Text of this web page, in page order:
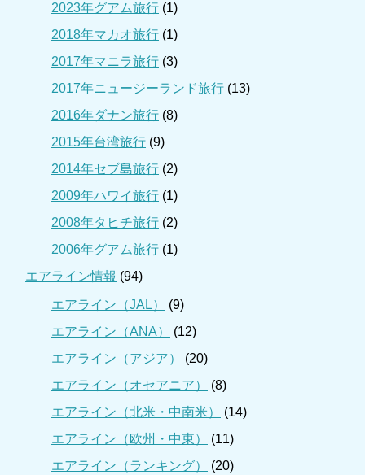
2023年グアム旅行 (1)
2018年マカオ旅行 (1)
2017年マニラ旅行 (3)
2017年ニュージーランド旅行 (13)
2016年ダナン旅行 (8)
2015年台湾旅行 (9)
2014年セブ島旅行 (2)
2009年ハワイ旅行 (1)
2008年タヒチ旅行 (2)
2006年グアム旅行 (1)
エアライン情報 (94)
エアライン（JAL）
(9)
エアライン（ANA）
(12)
エアライン（アジア）
(20)
エアライン（オセアニア）
(8)
エアライン（北米・中南米）
(14)
エアライン（欧州・中東）
(11)
エアライン（ランキング）
(20)